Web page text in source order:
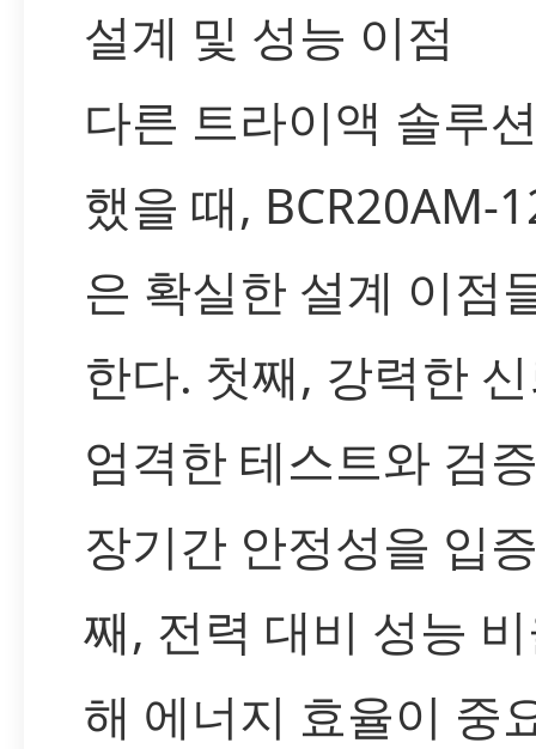
설계 및 성능 이점
다른 트라이액 솔루
했을 때, BCR20AM-
은 확실한 설계 이점
한다. 첫째, 강력한
엄격한 테스트와 검
장기간 안정성을 입
째, 전력 대비 성능
해 에너지 효율이 중